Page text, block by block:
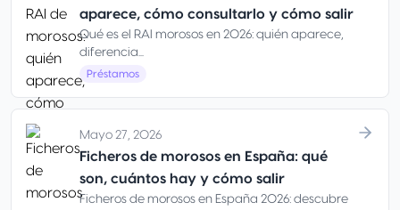
aparece, cómo consultarlo y cómo salir
Qué es el RAI morosos en 2026: quién aparece,
diferencia...
Préstamos
Mayo 27, 2026
Ficheros de morosos en España: qué
son, cuántos hay y cómo salir
Ficheros de morosos en España 2026: descubre